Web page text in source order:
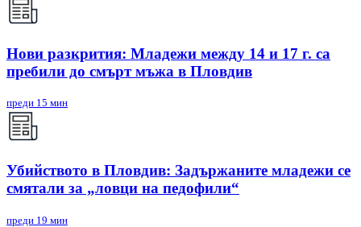
Нови разкрития: Младежи между 14 и 17 г. са
пребили до смърт мъжа в Пловдив
преди 15 мин
Убийството в Пловдив: Задържаните младежи се
смятали за „ловци на педофили“
преди 19 мин